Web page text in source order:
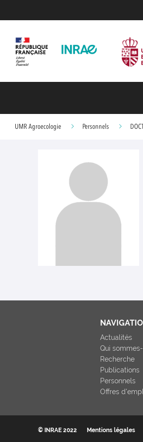
UMR Agroecologie Personnels
Actualités
Qui
Recherche
Publications
Personnels
Offres
© INRAE 2022 Mentions légales